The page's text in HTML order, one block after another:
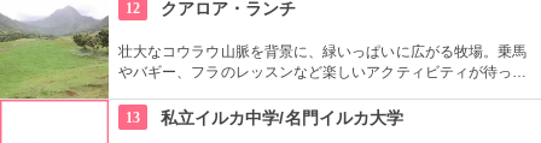
12 クアロア・ランチ
壮大なコウラウ山脈を背景に、緑いっぱいに広がる牧場。乗馬
やバギー、フラのレッスンなど楽しいアクティビティが待って
ック・パーク』のロケ地としても知られ、ロケ地巡りのバスも
あります。
13 私立イルカ中学/名門イルカ大学